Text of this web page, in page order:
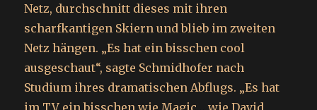
Netz, durchschnitt dieses mit ihren
scharfkantigen Skiern und blieb im zweiten
Netz hängen. „Es hat ein bisschen cool
ausgeschaut“, sagte Schmidhofer nach
Studium ihres dramatischen Abflugs. „Es hat
im TV ein bisschen wie Magic… wie David